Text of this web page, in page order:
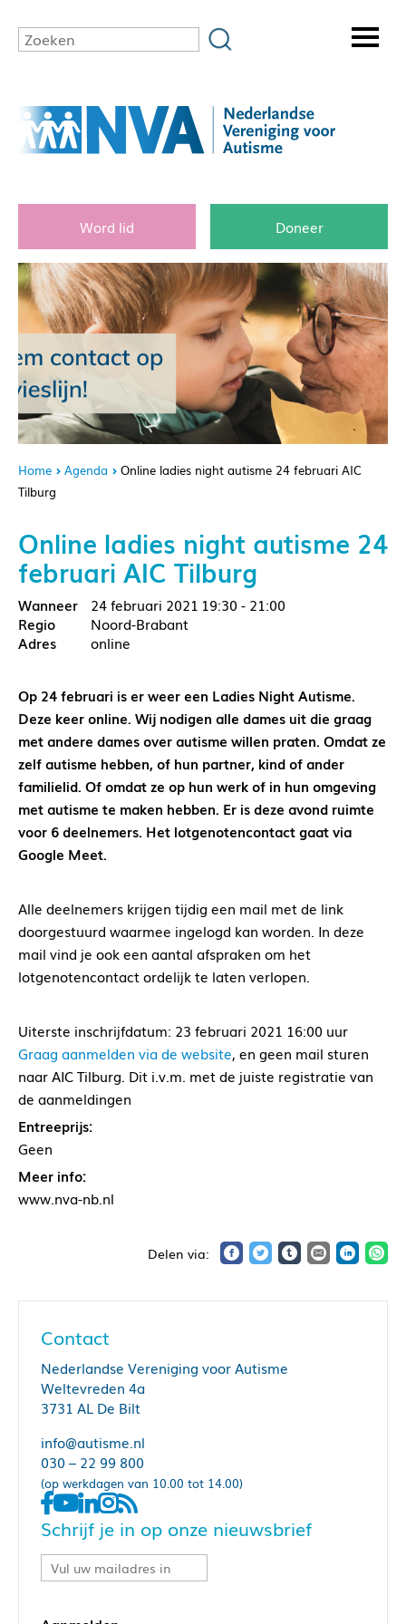
Word lid Doneer
Home Agenda
Online ladies night autisme 24 februari AIC
Tilburg
Online ladies night autisme 24
februari AIC Tilburg
24 februari 2021 19:30 - 21:00
Noord-Brabant
online
Op 24 februari is er weer een Ladies Night Autisme.
Deze keer online. Wij nodigen alle dames uit die graag
met andere dames over autisme willen praten. Omdat ze
zelf autisme hebben, of hun partner, kind of ander
familielid. Of omdat ze op hun werk of in hun omgeving
met autisme te maken hebben. Er is deze avond ruimte
voor 6 deelnemers. Het lotgenotencontact gaat via
Google Meet.
Alle deelnemers krijgen tijdig een mail met de link
doorgestuurd waarmee ingelogd kan worden. In deze
mail vind je ook een aantal afspraken om het
lotgenotencontact ordelijk te laten verlopen.
Uiterste inschrijfdatum: 23 februari 2021 16:00 uur
Graag aanmelden via de website, en geen mail sturen
naar AIC Tilburg. Dit i.v.m. met de juiste registratie van
de aanmeldingen
Entreeprijs:
Geen
Meer info:
www.nva-nb.nl
Contact
Nederlandse Vereniging voor Autisme
Weltevreden 4a
3731 AL De Bilt
info@autisme.nl
030 – 22 99 800
(op werkdagen van 10.00 tot 14.00)
Schrijf je in op onze nieuwsbrief